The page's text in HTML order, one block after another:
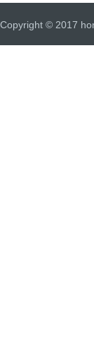
Copyright © 2017